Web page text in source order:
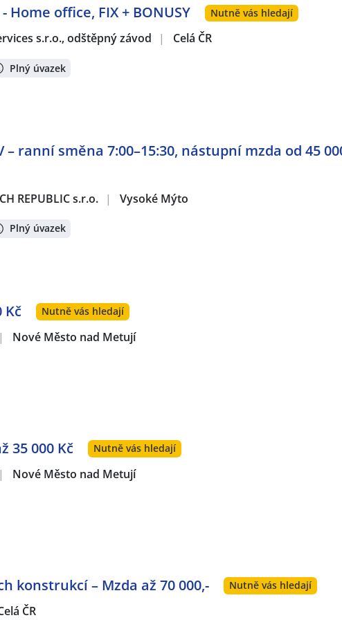
office, FIX + BONUSY Nutně vás hledají
s.r.o., odštěpný závod | Celá ČR
Plný úvazek
– ranní směna 7:00–15:30, nástupní mzda od 45
REPUBLIC s.r.o. | Vysoké Mýto
Plný úvazek
Kč Nutně vás hledají
| Nové Město nad Metují
35 000 Kč Nutně vás hledají
| Nové Město nad Metují
konstrukcí – Mzda až 70 000,- Nutně vás hledají
ČR